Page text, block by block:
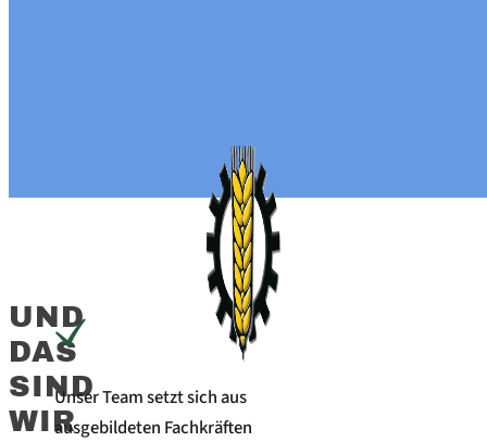
UND
DAS
SIND
WIR
Unser Team setzt sich aus
ausgebildeten Fachkräften